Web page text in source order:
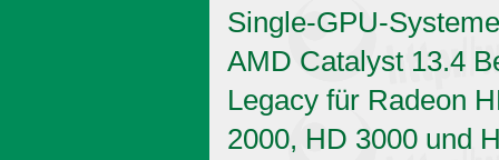
Single-GPU-Systeme
AMD Catalyst 13.4
Legacy für Radeon
2000, HD 3000 und